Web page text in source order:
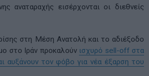
αναταραχής εισέρχονται οι διεθνείς
στη Μέση Ανατολή και το αδιέξοδο
στο Ιράν προκαλούν ισχυρό sell-off στα
αυξάνουν τον φόβο για νέα έξαρση του